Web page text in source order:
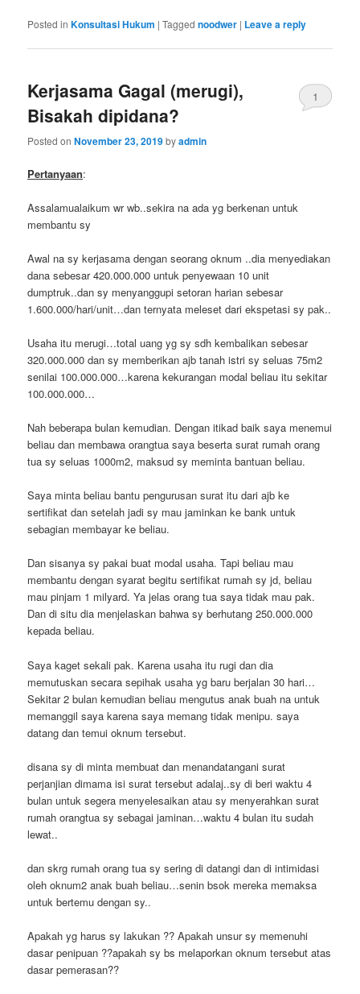
Posted in Konsultasi Hukum |Tagged noodwer | Leave a reply
Kerjasama Gagal (merugi),
Bisakah dipidana?
Posted onNovember 23, 2019byadmin
1
Pertanyaan:
Assalamualaikum wr wb..sekira na ada yg berkenan untuk
membantu sy
Awal na sy kerjasama dengan seorang oknum ..dia menyediakan
dana sebesar 420.000.000 untuk penyewaan 10 unit
dumptruk..dan sy menyanggupi setoran harian sebesar
1.600.000/hari/unit…dan ternyata meleset dari ekspetasi sy pak..
Usaha itu merugi…total uang yg sy sdh kembalikan sebesar
320.000.000 dan sy memberikan ajb tanah istri sy seluas 75m2
senilai 100.000.000…karena kekurangan modal beliau itu sekitar
100.000.000…
Nah beberapa bulan kemudian. Dengan itikad baik saya menemui
beliau dan membawa orangtua saya beserta surat rumah orang
tua sy seluas 1000m2, maksud sy meminta bantuan beliau.
Saya minta beliau bantu pengurusan surat itu dari ajb ke
sertifikat dan setelah jadi sy mau jaminkan ke bank untuk
sebagian membayar ke beliau.
Dan sisanya sy pakai buat modal usaha. Tapi beliau mau
membantu dengan syarat begitu sertifikat rumah sy jd, beliau
mau pinjam 1 milyard. Ya jelas orang tua saya tidak mau pak.
Dan di situ dia menjelaskan bahwa sy berhutang 250.000.000
kepada beliau.
Saya kaget sekali pak. Karena usaha itu rugi dan dia
memutuskan secara sepihak usaha yg baru berjalan 30 hari…
Sekitar 2 bulan kemudian beliau mengutus anak buah na untuk
memanggil saya karena saya memang tidak menipu. saya
datang dan temui oknum tersebut.
disana sy di minta membuat dan menandatangani surat
perjanjian dimama isi surat tersebut adalaj..sy di beri waktu 4
bulan untuk segera menyelesaikan atau sy menyerahkan surat
rumah orangtua sy sebagai jaminan…waktu 4 bulan itu sudah
lewat..
dan skrg rumah orang tua sy sering di datangi dan di intimidasi
oleh oknum2 anak buah beliau…senin bsok mereka memaksa
untuk bertemu dengan sy..
Apakah yg harus sy lakukan ?? Apakah unsur sy memenuhi
dasar penipuan ??apakah sy bs melaporkan oknum tersebut atas
dasar pemerasan??